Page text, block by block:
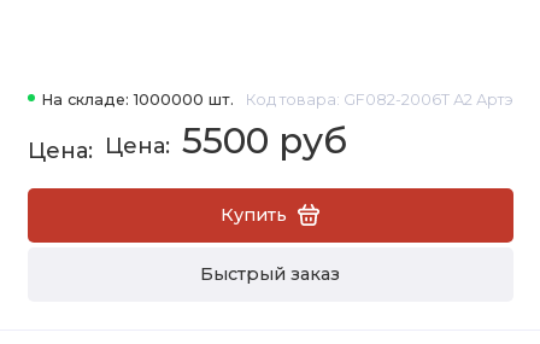
На складе: 1000000 шт. Код товара: GF082-2006T А2 Артэ
5500 руб
Купить
Быстрый заказ